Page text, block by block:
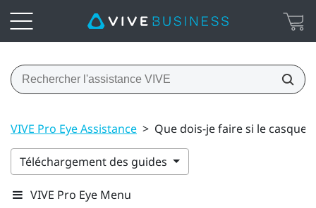
VIVE Pro Eye Assistance > Que dois-je faire si le casque
Téléchargement des guides
VIVE Pro Eye Menu